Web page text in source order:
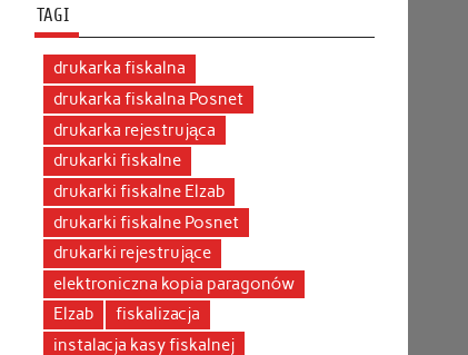
TAGI
drukarka fiskalna
drukarka fiskalna Posnet
drukarka rejestrująca
drukarki fiskalne
drukarki fiskalne Elzab
drukarki fiskalne Posnet
drukarki rejestrujące
elektroniczna kopia paragonów
Elzab
fiskalizacja
instalacja kasy fiskalnej